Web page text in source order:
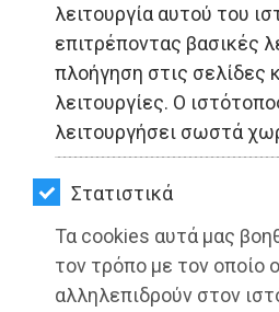
λειτουργία αυτού του
επιτρέποντας βασικές
πλοήγηση στις σελίδες
λειτουργίες. Ο
λειτουργήσει σωστά
Στατιστικά
Τα cookies αυτά μας
τον τρόπο με τον οποίο
αλληλεπιδρούν στον
ΠΟΛΙΤΙΣΜΟΣ
ΣΠΙΤΙ-
ΚΗΠΟΣ
ΥΓΕΙΑ
LIFESTYLE
ΤΑΞΙΔΙΑ
ΕΞΟΔΟΣ